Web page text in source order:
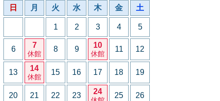
日 月 火 水 木 金 土
1 2 3 4 5
6 7
休館
8 9 10
休館
11 12
13 14
休館
15 16 17 18 19
20 21 22 23 24 25 26